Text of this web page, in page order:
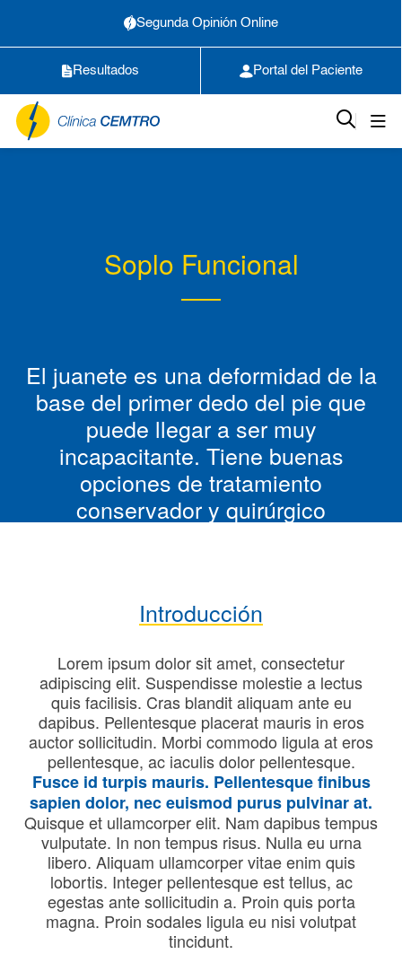
Segunda Opinión Online
Resultados Portal del Paciente
Soplo Funcional
El juanete es una deformidad de la
base del primer dedo del pie que
puede llegar a ser muy
incapacitante. Tiene buenas
opciones de tratamiento
conservador y quirúrgico
Introducción
Lorem ipsum dolor sit amet, consectetur
adipiscing elit. Suspendisse molestie a lectus
quis facilisis. Cras blandit aliquam ante eu
dapibus. Pellentesque placerat mauris in eros
auctor sollicitudin. Morbi commodo ligula at eros
pellentesque, ac iaculis dolor pellentesque.
Fusce id turpis mauris. Pellentesque finibus
sapien dolor, nec euismod purus pulvinar at.
Quisque et ullamcorper elit. Nam dapibus tempus
vulputate. In non tempus risus. Nulla eu urna
libero. Aliquam ullamcorper vitae enim quis
lobortis. Integer pellentesque est tellus, ac
egestas ante sollicitudin a. Proin quis porta
magna. Proin sodales ligula eu nisi volutpat
tincidunt.